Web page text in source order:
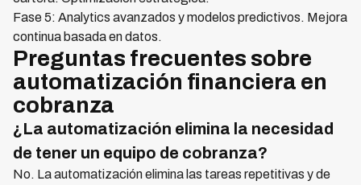
Fase 5: Analytics avanzados y modelos predictivos. Mejora
continua basada en datos.
Preguntas frecuentes sobre
automatización financiera en
cobranza
¿La automatización elimina la necesidad
de tener un equipo de cobranza?
No. La automatización elimina las tareas repetitivas y de